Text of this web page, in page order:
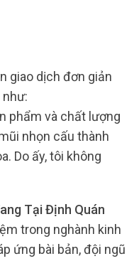
giao dịch đơn giản
phẩm và chất lượng
nhọn cấu thành
Do ấy, tôi không
Tại Định Quán
trong nghành kinh
ứng bài bản, đội ngũ